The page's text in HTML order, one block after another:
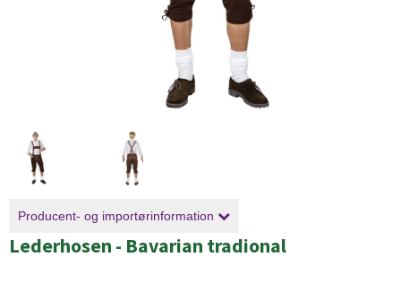
Producent- og importørinformation
Lederhosen - Bavarian tradional